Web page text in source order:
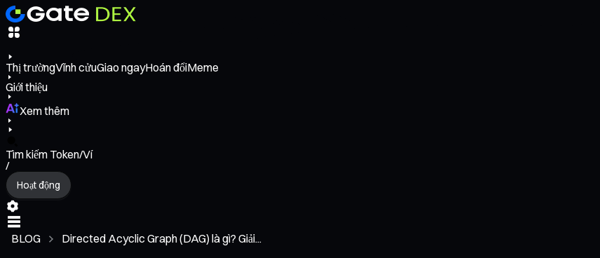
Thị trườngVĩnh cửuGiao ngayHoán đổiMeme
Giới thiệu
Xem thêm
Tìm kiếm Token/Ví
/
Hoạt động
BLOG Directed Acyclic Graph (DAG) là gì? Giải...